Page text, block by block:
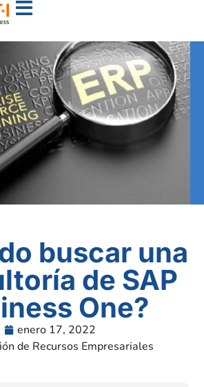
buscar una
de SAP
One?
enero 17, 2022
de Recursos Empresariales